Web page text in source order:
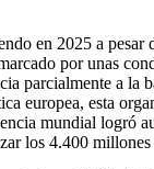
en 2025 a pesar
por unas
parcialmente a la
europea, esta
mundial logró
los 4.400 millones